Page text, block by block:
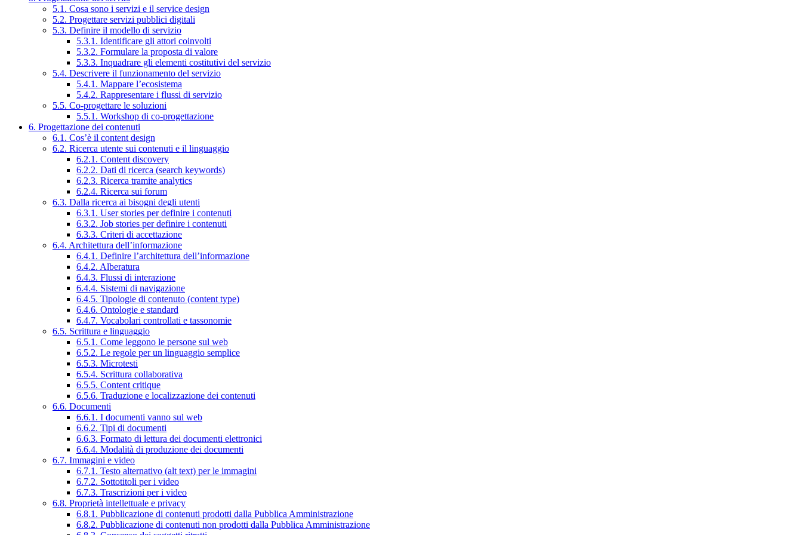
5.1. Cosa sono i servizi e il service design
5.2. Progettare servizi pubblici digitali
5.3. Definire il modello di servizio
5.3.1. Identificare gli attori coinvolti
5.3.2. Formulare la proposta di valore
5.3.3. Inquadrare gli elementi costitutivi del servizio
5.4. Descrivere il funzionamento del servizio
5.4.1. Mappare l’ecosistema
5.4.2. Rappresentare i flussi di servizio
5.5. Co-progettare le soluzioni
5.5.1. Workshop di co-progettazione
6. Progettazione dei contenuti
6.1. Cos’è il content design
6.2. Ricerca utente sui contenuti e il linguaggio
6.2.1. Content discovery
6.2.2. Dati di ricerca (search keywords)
6.2.3. Ricerca tramite analytics
6.2.4. Ricerca sui forum
6.3. Dalla ricerca ai bisogni degli utenti
6.3.1. User stories per definire i contenuti
6.3.2. Job stories per definire i contenuti
6.3.3. Criteri di accettazione
6.4. Architettura dell’informazione
6.4.1. Definire l’architettura dell’informazione
6.4.2. Alberatura
6.4.3. Flussi di interazione
6.4.4. Sistemi di navigazione
6.4.5. Tipologie di contenuto (content type)
6.4.6. Ontologie e standard
6.4.7. Vocabolari controllati e tassonomie
6.5. Scrittura e linguaggio
6.5.1. Come leggono le persone sul web
6.5.2. Le regole per un linguaggio semplice
6.5.3. Microtesti
6.5.4. Scrittura collaborativa
6.5.5. Content critique
6.5.6. Traduzione e localizzazione dei contenuti
6.6. Documenti
6.6.1. I documenti vanno sul web
6.6.2. Tipi di documenti
6.6.3. Formato di lettura dei documenti elettronici
6.6.4. Modalità di produzione dei documenti
6.7. Immagini e video
6.7.1. Testo alternativo (alt text) per le immagini
6.7.2. Sottotitoli per i video
6.7.3. Trascrizioni per i video
6.8. Proprietà intellettuale e privacy
6.8.1. Pubblicazione di contenuti prodotti dalla Pubblica Amministrazione
6.8.2. Pubblicazione di contenuti non prodotti dalla Pubblica Amministrazione